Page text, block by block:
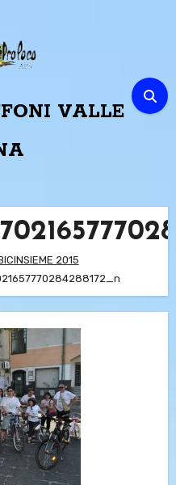
VALLE
2015